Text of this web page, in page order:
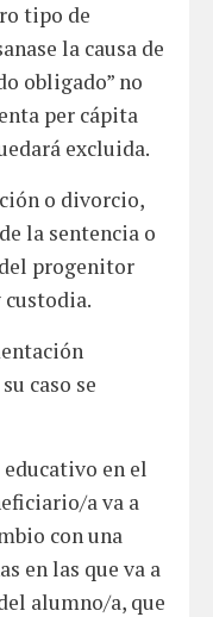
tipo de
la causa de
obligado” no
per cápita
excluida.
o divorcio,
la sentencia o
progenitor
caso se
en el
a va a
con una
en las que va a
alumno/a, que